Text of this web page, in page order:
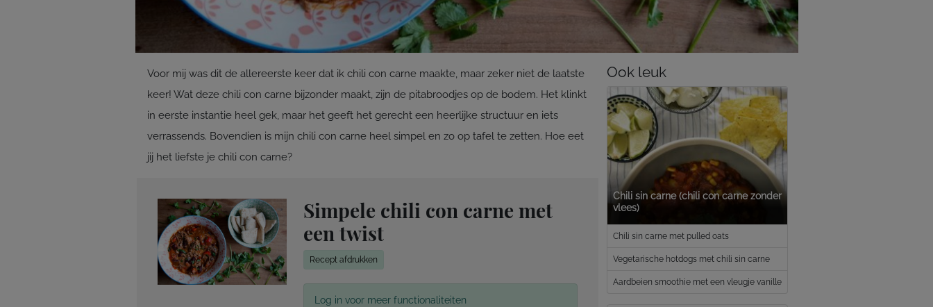
Voor mij was dit de allereerste keer dat ik chili con carne maakte, maar zeker niet de laatste
keer! Wat deze chili con carne bijzonder maakt, zijn de pitabroodjes op de bodem. Het klinkt
in eerste instantie heel gek, maar het geeft het gerecht een heerlijke structuur en iets
verrassends. Bovendien is mijn chili con carne heel simpel en zo op tafel te zetten. Hoe eet
jij het liefste je chili con carne?
Simpele chili con carne met
een twist
Recept afdrukken
Log in voor meer functionaliteiten
Ook leuk
Chili sin carne (chili con carne zonder
vlees)
Chili sin carne met pulled oats
Vegetarische hotdogs met chili sin carne
Aardbeien smoothie met een vleugje vanille